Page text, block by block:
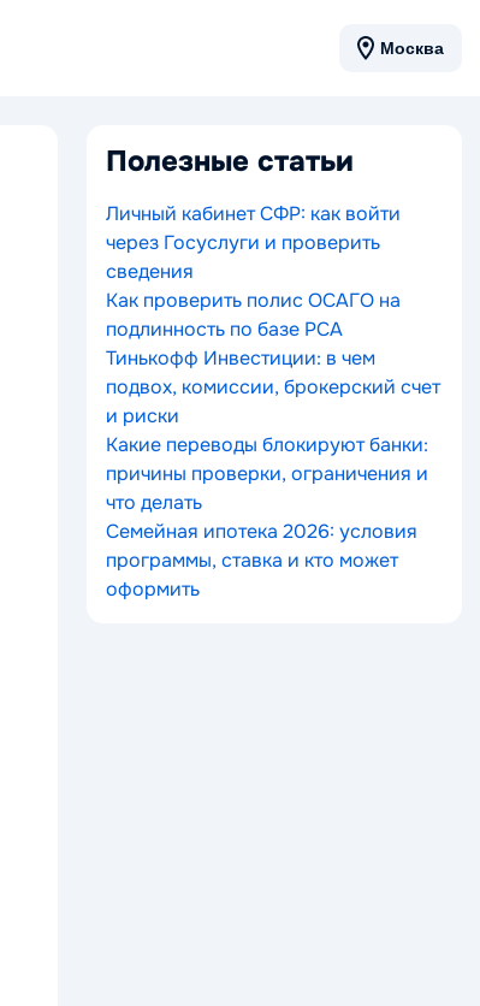
Москва
Полезные статьи
Личный кабинет СФР: как войти
через Госуслуги и проверить
сведения
Как проверить полис ОСАГО на
подлинность по базе РСА
Тинькофф Инвестиции: в чем
подвох, комиссии, брокерский счет
и риски
Какие переводы блокируют банки:
причины проверки, ограничения и
что делать
Семейная ипотека 2026: условия
программы, ставка и кто может
оформить